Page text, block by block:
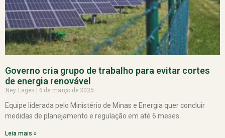
Governo cria grupo de trabalho para evitar cortes
de energia renovável
Ney Lages
6 de março de 2025
Equipe liderada pelo Ministério de Minas e Energia quer concluir
medidas de planejamento e regulação em até 6 meses.
Leia mais »